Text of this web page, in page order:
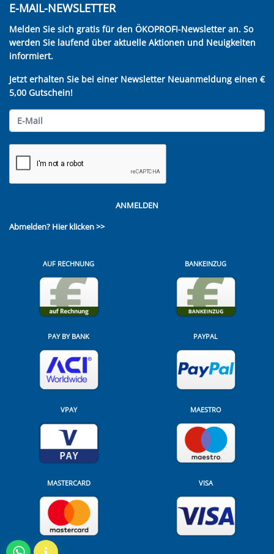
E-MAIL-NEWSLETTER
Melden Sie sich gratis für den ÖKOPROFI-Newsletter an. So
werden Sie laufend über aktuelle Aktionen und Neuigkeiten
informiert.
Jetzt erhalten Sie bei einer Newsletter Neuanmeldung einen €
5,00 Gutschein!
ANMELDEN
Abmelden? Hier klicken >>
AUF RECHNUNG BANKEINZUG
PAY BY BANK PAYPAL
VPAY MAESTRO
MASTERCARD VISA